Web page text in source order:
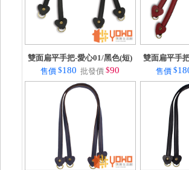
雙面扁平手把-愛心01/黑色(短)
售價 $180 批發價 $90
雙面扁平手
售價 $